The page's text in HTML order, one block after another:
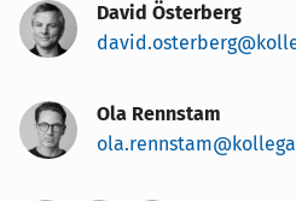
David Österberg
Ola Rennstam